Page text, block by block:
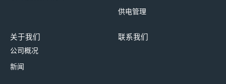
供电管理
关于我们
公司概况
新闻
联系我们